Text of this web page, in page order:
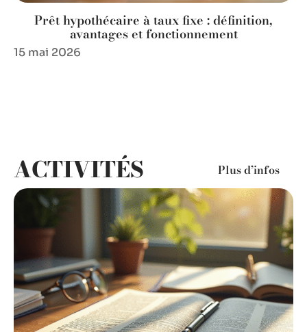
Prêt hypothécaire à taux fixe : définition,
avantages et fonctionnement
15 mai 2026
ACTIVITÉS Plus d’infos